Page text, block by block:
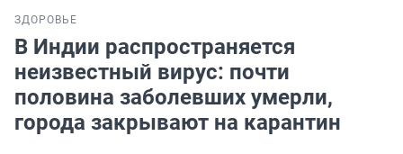
ЗДОРОВЬЕ
В Индии распространяется
неизвестный вирус: почти
половина заболевших умерли,
города закрывают на карантин